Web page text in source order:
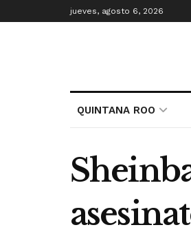
jueves, agosto 6, 2026
QUINTANA ROO